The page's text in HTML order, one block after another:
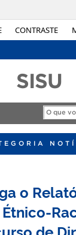
CONTRASTE
SISU
o